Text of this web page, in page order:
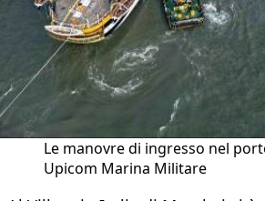
Le manovre di ingresso nel
Upicom Marina Militare